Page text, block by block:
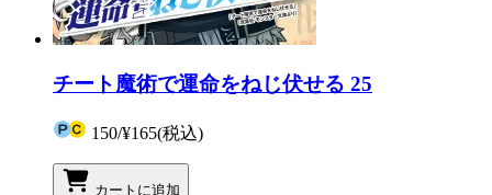
チート魔術で運命をねじ伏せる 25
150/¥165(税込)
カートに追加